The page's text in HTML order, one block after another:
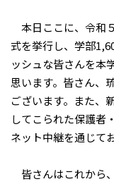
本日ここに、令和
式を挙行し、学部
ッシュな皆さんを本
思います。皆さん、
ございます。また、
してこられた保護者
ネット中継を通じて
皆さんはこれから